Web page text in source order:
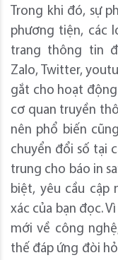
Trong khi đó, sự
phương tiện, các
trang thông tin
Zalo, Twitter,
gắt cho hoạt động
cơ quan truyền
nên phổ biến
chuyển đổi số tại
trung cho báo in
biệt, yêu cầu cập
xác của bạn đọc.
mới về công
thế đáp ứng đòi